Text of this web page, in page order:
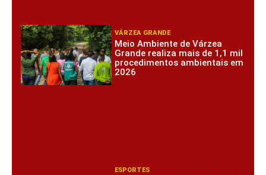
VÁRZEA GRANDE
Meio Ambiente de Várzea
Grande realiza mais de 1,1 mil
procedimentos ambientais em
2026
ESPORTES